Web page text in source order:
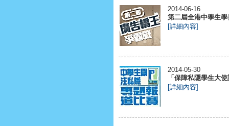
2014-06-16
第二屆全港中學生
[詳細內容]
2014-05-30
「保障私隱學生大
[詳細內容]